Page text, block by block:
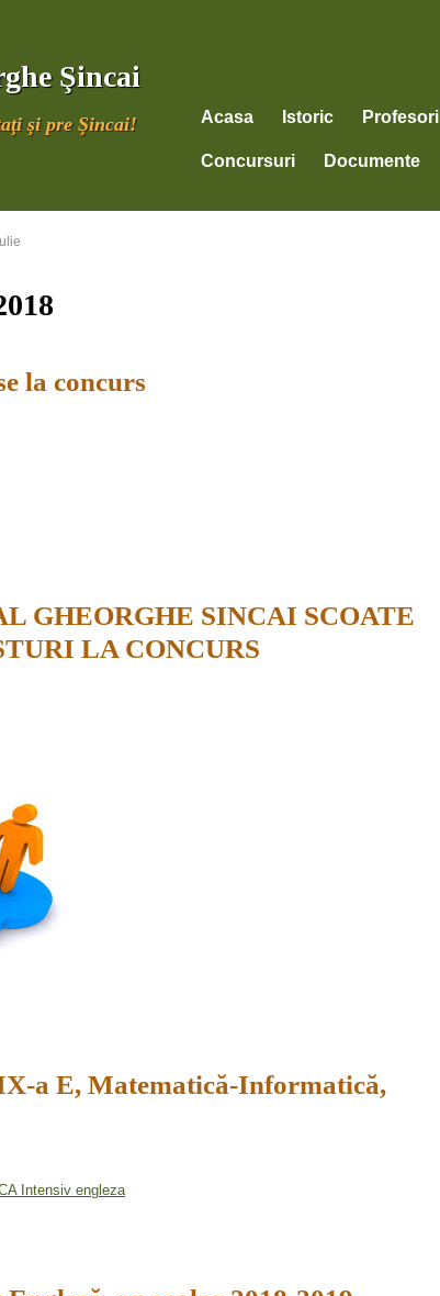
Şincai
şi pre Şincai! Acasa Istoric Profesori
Concursuri Documente
la concurs
GHEORGHE SINCAI SCOATE
LA CONCURS
a E, Matematică-Informatică,
Intensiv engleza